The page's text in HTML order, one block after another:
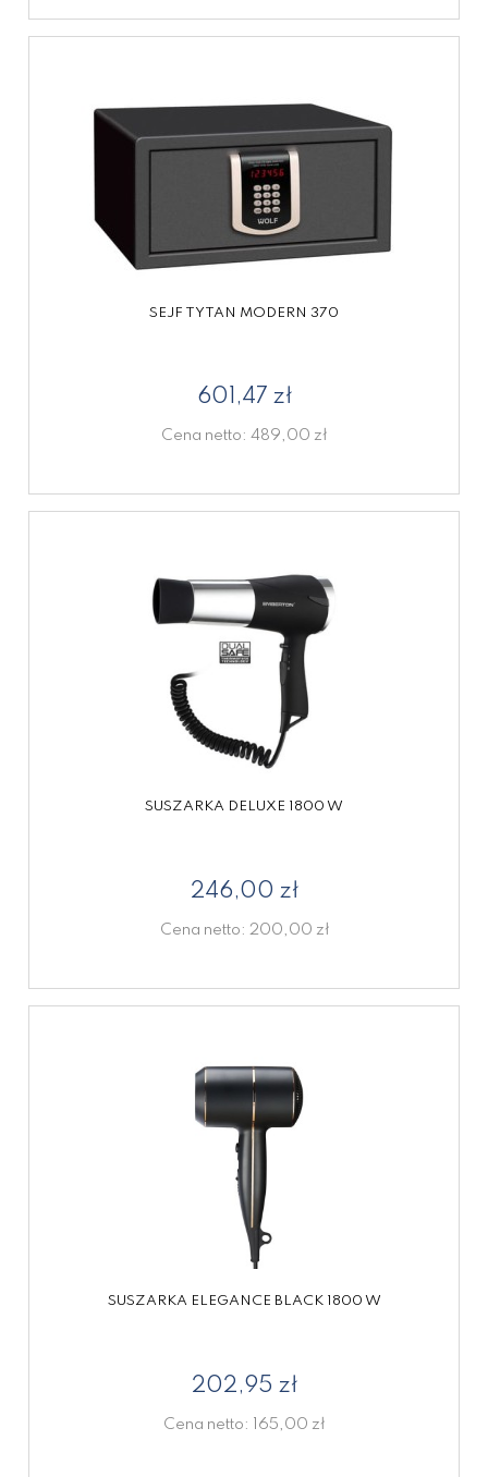
SEJF TYTAN MODERN 370
601,47 zł
Cena netto: 489,00 zł
SUSZARKA DELUXE 1800 W
246,00 zł
Cena netto: 200,00 zł
SUSZARKA ELEGANCE BLACK 1800 W
202,95 zł
Cena netto: 165,00 zł